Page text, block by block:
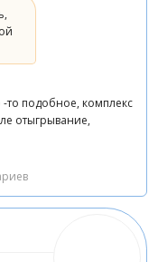
то подобное, комплекс
отыгрывание,